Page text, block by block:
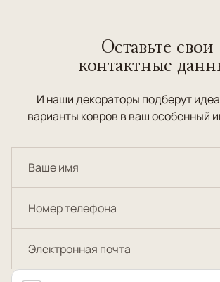
Оставьте свои
контактные
И наши декораторы подберут
варианты ковров в ваш особенный